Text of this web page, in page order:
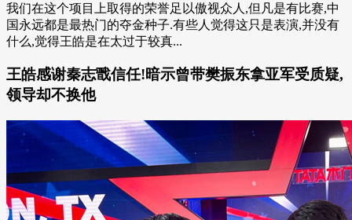
我们在这个项目上取得的荣誉足以傲视众人,但凡是有比赛,中
国永远都是最热门的夺金种子.有些人觉得这只是表演,并没有
什么,觉得王皓是在太过于较真...
王皓感谢秦志戬信任!暗示曾带樊振东拿亚军受质疑,
领导却不换他